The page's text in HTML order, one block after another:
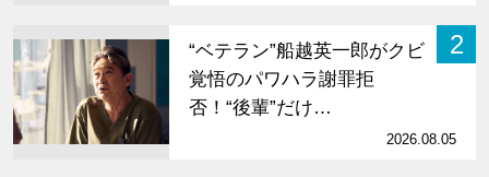
2
“ベテラン”船越英一郎がクビ
覚悟のパワハラ謝罪拒
否！“後輩”だけ…
2026.08.05